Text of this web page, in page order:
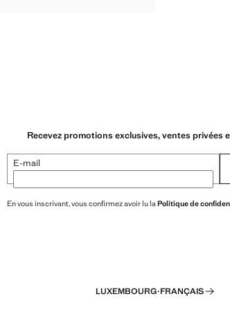
Recevez promotions exclusives, ventes privées
E-mail
En vous inscrivant, vous confirmez avoir lu la Politique de
LUXEMBOURG·FRANÇAIS